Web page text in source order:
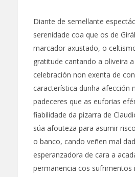
Diante de semellante
serenidade coa que os de
marcador axustado, o
gratitude cantando a oliveira
celebración non exenta de
característica dunha afección
padeceres que as euforias
fiabilidade da pizarra de
súa afouteza para asumir
o banco, cando veñen mal
esperanzadora de cara a
permanencia cos sufrimentos